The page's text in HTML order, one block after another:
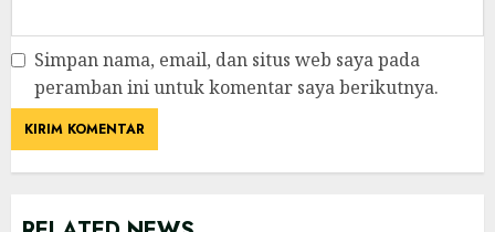
Simpan nama, email, dan situs web saya pada
peramban ini untuk komentar saya berikutnya.